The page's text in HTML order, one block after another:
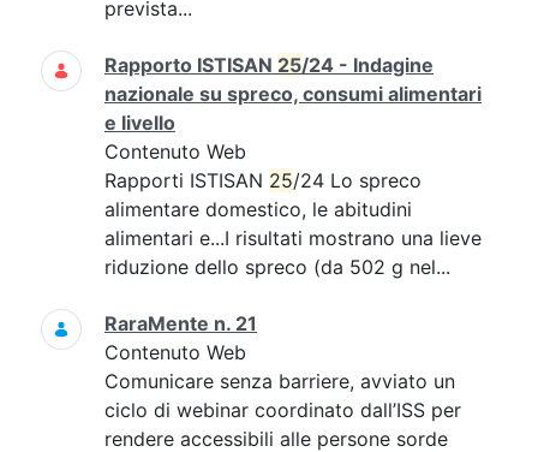
prevista...
Rapporto ISTISAN 25/24 - Indagine
nazionale su spreco, consumi alimentari
e livello
Contenuto Web
Rapporti ISTISAN 25/24 Lo spreco
alimentare domestico, le abitudini
alimentari e...I risultati mostrano una lieve
riduzione dello spreco (da 502 g nel...
RaraMente n. 21
Contenuto Web
Comunicare senza barriere, avviato un
ciclo di webinar coordinato dall’ISS per
rendere accessibili alle persone sorde